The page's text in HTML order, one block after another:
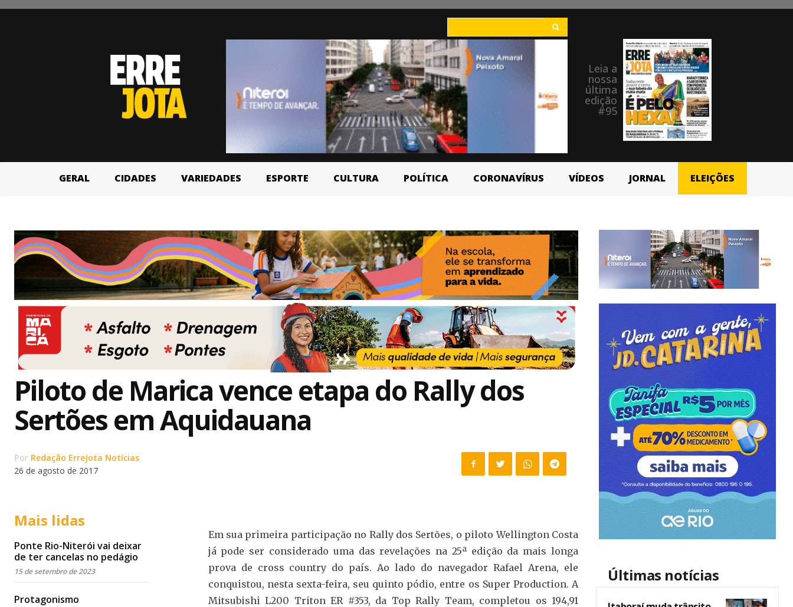
Leia a
nossa
última
edição
#95
GERAL CIDADES VARIEDADES ESPORTE CULTURA POLÍTICA CORONAVÍRUS VÍDEOS JORNAL ELEIÇÕES
Piloto de Marica vence etapa do Rally dos
Sertões em Aquidauana
Por Redação ErreJota Notícias
26 de agosto de 2017
Mais lidas
Ponte Rio-Niterói vai deixar
de ter cancelas no pedágio
15 de setembro de 2023
Protagonismo
Em sua primeira participação no Rally dos Sertões, o piloto Wellington Costa
já pode ser considerado uma das revelações na 25ª edição da mais longa
prova de cross country do país. Ao lado do navegador Rafael Arena, ele
conquistou, nesta sexta-feira, seu quinto pódio, entre os Super Production. A
Mitsubishi L200 Triton ER #353, da Top Rally Team, completou os 194,91
Últimas notícias